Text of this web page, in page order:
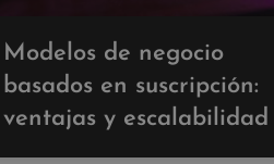
Modelos de negocio
basados en suscripción:
ventajas y escalabilidad